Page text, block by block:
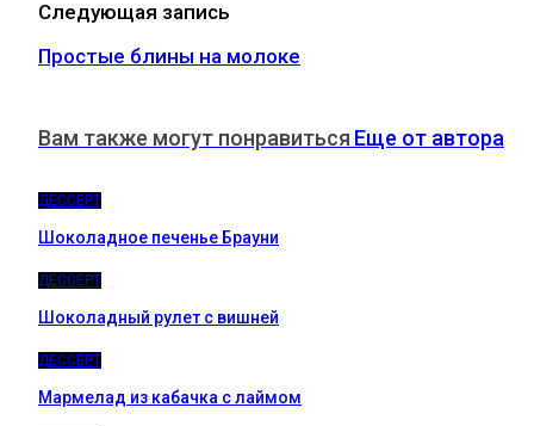
Следующая запись
Простые блины на молоке
Вам также могут понравиться Еще от автора
ДЕССЕРТ
Шоколадное печенье Брауни
ДЕССЕРТ
Шоколадный рулет с вишней
ДЕССЕРТ
Мармелад из кабачка с лаймом